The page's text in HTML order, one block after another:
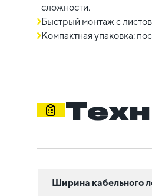
сложности.
Быстрый монтаж с
Компактная упаковка:
Ширина кабельного